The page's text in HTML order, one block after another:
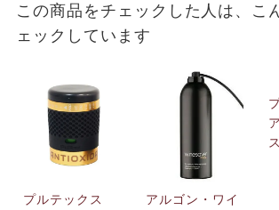
この商品をチェックした人は、こ
ェックしています
プルテックス
アルゴン・ワイ
ス